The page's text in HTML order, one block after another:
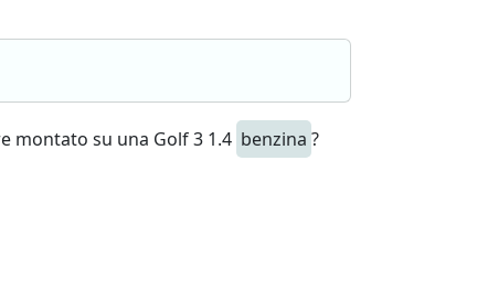
montato su una Golf 3 1.4 benzina ?